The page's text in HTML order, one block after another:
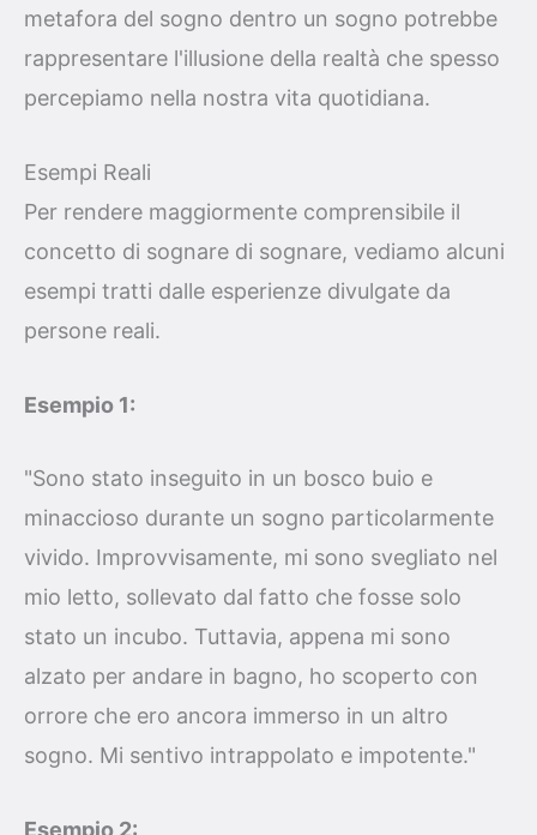
metafora del sogno dentro un sogno potrebbe
rappresentare l'illusione della realtà che spesso
percepiamo nella nostra vita quotidiana.
Esempi Reali
Per rendere maggiormente comprensibile il
concetto di sognare di sognare, vediamo alcuni
esempi tratti dalle esperienze divulgate da
persone reali.
Esempio 1:
"Sono stato inseguito in un bosco buio e
minaccioso durante un sogno particolarmente
vivido. Improvvisamente, mi sono svegliato nel
mio letto, sollevato dal fatto che fosse solo
stato un incubo. Tuttavia, appena mi sono
alzato per andare in bagno, ho scoperto con
orrore che ero ancora immerso in un altro
sogno. Mi sentivo intrappolato e impotente."
Esempio 2: